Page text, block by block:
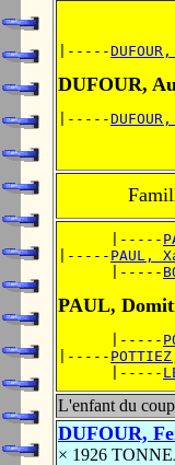
|-----
DUFOUR,
|-----
      |-----
|----- PAUL,
      |-----
PAUL,
      |-----
|-----
      |-----
L'enfant du
DUFOUR,
× 1926